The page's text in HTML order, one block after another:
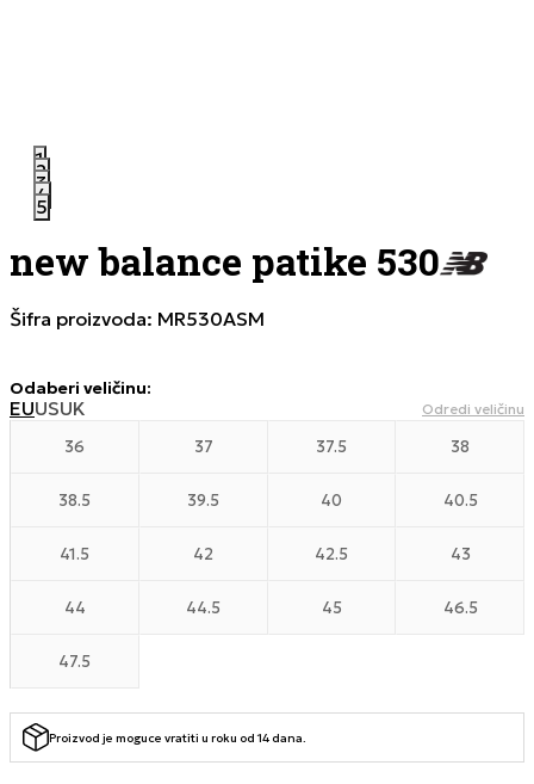
1
2
3
4
5
new balance patike 530
Šifra proizvoda: MR530ASM
Odaberi veličinu:
EUUSUK Odredi veličinu
36 37 37.5 38
38.5 39.5 40 40.5
41.5 42 42.5 43
44 44.5 45 46.5
47.5
Proizvod je moguce vratiti u roku od 14 dana.